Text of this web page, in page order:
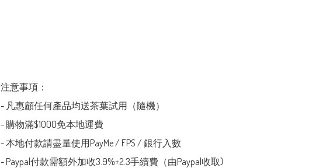
注意事項：
- 凡惠顧任何產品均送茶葉試用（隨機）
- 購物滿$1000免本地運費
- 本地付款請盡量使用PayMe / FPS / 銀行入數
- Paypal付款需額外加收3.9%+2.3手續費（由Paypal收取)